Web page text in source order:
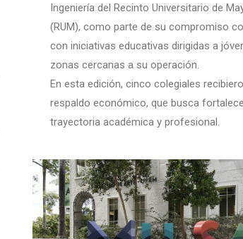
Ingeniería del Recinto Universitario de
(RUM), como parte de su compromiso
con iniciativas educativas dirigidas a
zonas cercanas a su operación.
En esta edición, cinco colegiales
respaldo económico, que busca
trayectoria académica y profesional.